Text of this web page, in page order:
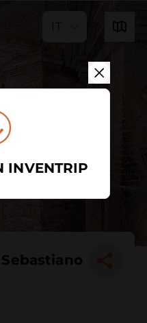
IT
INVENTRIP